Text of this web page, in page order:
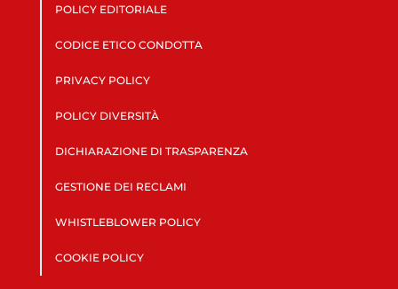
POLICY EDITORIALE
CODICE ETICO CONDOTTA
PRIVACY POLICY
POLICY DIVERSITÀ
DICHIARAZIONE DI TRASPARENZA
GESTIONE DEI RECLAMI
WHISTLEBLOWER POLICY
COOKIE POLICY